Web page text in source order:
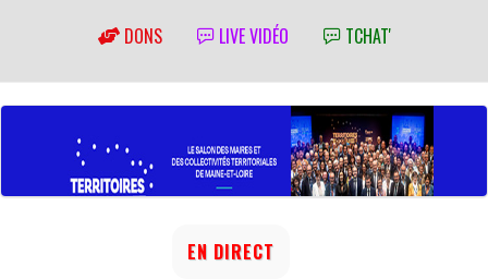
DONS LIVE VIDÉO TCHAT'
EN DIRECT